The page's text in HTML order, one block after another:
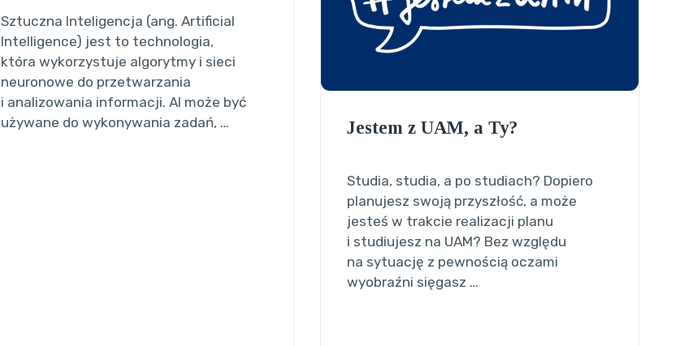
Sztuczna Inteligencja (ang. Artificial
Intelligence) jest to technologia,
która wykorzystuje algorytmy i sieci
neuronowe do przetwarzania
i analizowania informacji. AI może być
używane do wykonywania zadań, …
Jestem z UAM, a Ty?
Studia, studia, a po studiach? Dopiero
planujesz swoją przyszłość, a może
jesteś w trakcie realizacji planu
i studiujesz na UAM? Bez względu
na sytuację z pewnością oczami
wyobraźni sięgasz …